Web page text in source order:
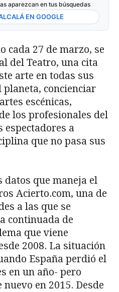
aparezcan en tus búsquedas
EN GOOGLE
cada 27 de marzo, se
del Teatro, una cita
arte en todas sus
concienciar
escénicas,
los profesionales del
espectadores a
que no pasa sus
datos que maneja el
Acierto.com, una de
a las que se
continuada de
que viene
2008. La situación
España perdió el
en un año- pero
en 2015. Desde